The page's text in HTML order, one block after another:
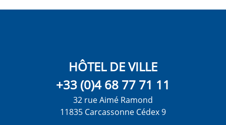
HÔTEL DE VILLE
+33 (0)4 68 77 71 11
32 rue Aimé Ramond
11835 Carcassonne Cédex 9